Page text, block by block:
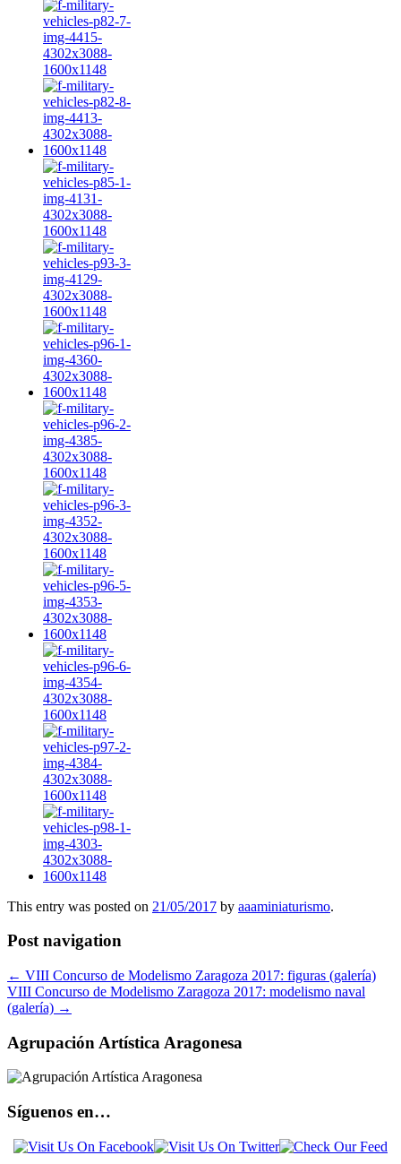
This entry was posted on 21/05/2017 by aaaminiaturismo.
Post navigation
← VIII Concurso de Modelismo Zaragoza 2017: figuras (galería)
VIII Concurso de Modelismo Zaragoza 2017: modelismo naval
(galería) →
Agrupación Artística Aragonesa
Síguenos en…